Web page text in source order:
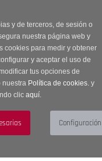
y de terceros, de sesión o
nuestra página web y
cookies para medir y obtener
y aceptar el uso de
tus opciones de
nuestra Política de cookies.y
clic aquí.
OUTLET20